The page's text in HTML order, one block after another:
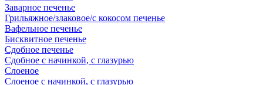
Заварное печенье
Грильяжное/злаковое/с кокосом печенье
Вафельное печенье
Бисквитное печенье
Сдобное печенье
Сдобное с начинкой, с глазурью
Слоеное
Слоеное с начинкой, с глазурью